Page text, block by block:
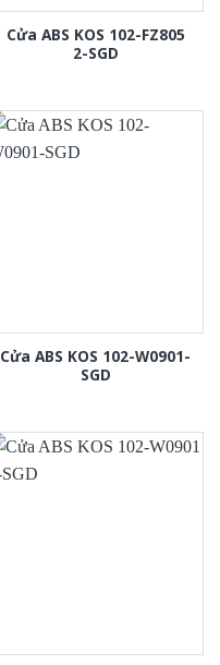
Cửa ABS KOS 102-FZ805
2-SGD
Cửa ABS KOS 102-W0901-
SGD